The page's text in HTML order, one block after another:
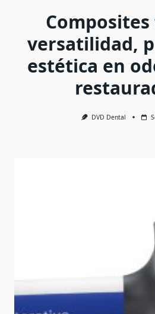
versatilidad,
estética en
DVD Dental